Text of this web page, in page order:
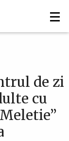
de zi
cu